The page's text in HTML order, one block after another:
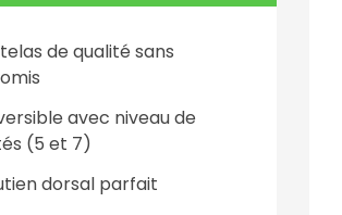
de qualité sans
avec niveau de
(5 et 7)
dorsal parfait